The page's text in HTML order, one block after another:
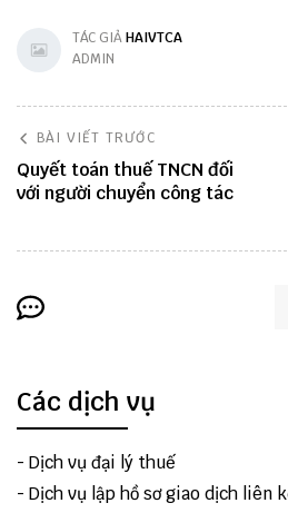
TÁC GIẢHAIVTCA
ADMIN
BÀI VIẾT TRƯỚC
Quyết toán thuế TNCN đối
với người chuyển công tác
Các dịch vụ
- Dịch vụ đại lý thuế
- Dịch vụ lập hồ sơ giao dịch liên